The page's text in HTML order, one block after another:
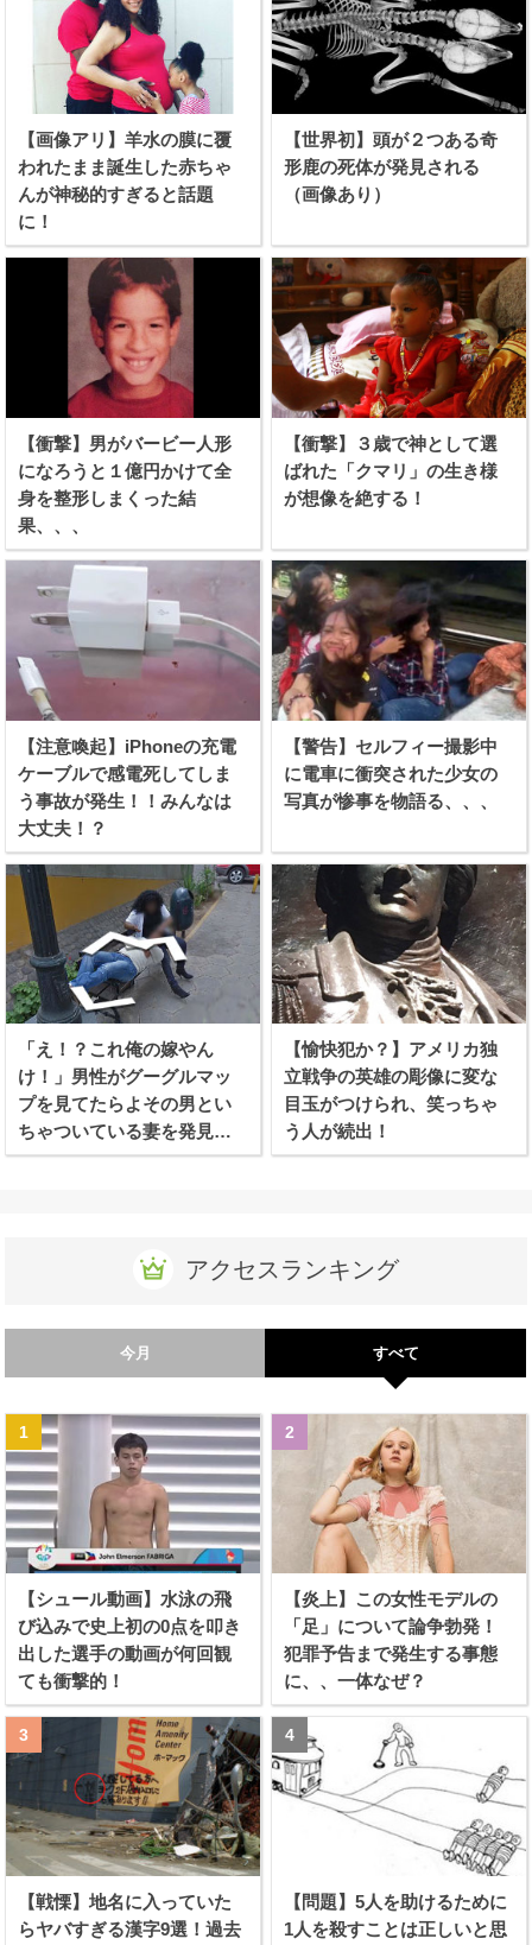
【画像アリ】羊水の膜に覆
われたまま誕生した赤ちゃ
んが神秘的すぎると話題
に！
【世界初】頭が２つある奇
形鹿の死体が発見される
（画像あり）
【衝撃】男がバービー人形
になろうと１億円かけて全
身を整形しまくった結
果、、、
【衝撃】３歳で神として選
ばれた「クマリ」の生き様
が想像を絶する！
【注意喚起】iPhoneの充電
ケーブルで感電死してしま
う事故が発生！！みんなは
大丈夫！？
【警告】セルフィー撮影中
に電車に衝突された少女の
写真が惨事を物語る、、、
「え！？これ俺の嫁やん
け！」男性がグーグルマッ
プを見てたらよその男とい
ちゃついている妻を発見し
てしまう！！
【愉快犯か？】アメリカ独
立戦争の英雄の彫像に変な
目玉がつけられ、笑っちゃ
う人が続出！
アクセスランキング
今月 すべて
【シュール動画】水泳の飛
び込みで史上初の0点を叩き
出した選手の動画が何回観
ても衝撃的！
【炎上】この女性モデルの
「足」について論争勃発！
犯罪予告まで発生する事態
に、、一体なぜ？
【戦慄】地名に入っていた
らヤバすぎる漢字9選！過去
【問題】5人を助けるために
1人を殺すことは正しいと思